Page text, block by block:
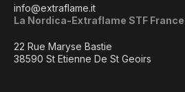
info@extraflame.it
La Nordica-Extraflame STF
22 Rue Maryse Bastie
38590 St Etienne De St Geoirs